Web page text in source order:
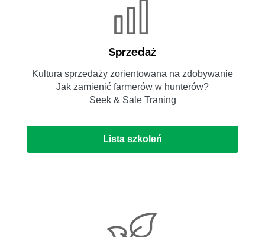
Sprzedaż
Kultura sprzedaży zorientowana na zdobywanie
Jak zamienić farmerów w hunterów?
Seek & Sale Traning
Lista szkoleń